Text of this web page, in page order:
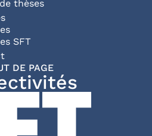
thèses
SFT
page
DE PAGE